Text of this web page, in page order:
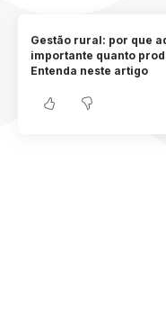
Gestão rural: por que
importante quanto
Entenda neste artigo